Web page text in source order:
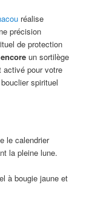
réalise
précision
de protection
un sortilège
activé pour votre
spirituel
le calendrier
la pleine lune.
à bougie jaune et